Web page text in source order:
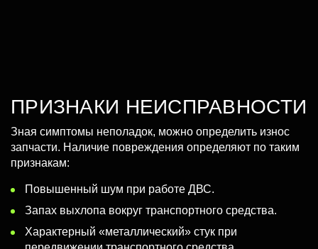
ПРИЗНАКИ НЕИСПРАВНОСТИ
Зная симптомы неполадок, можно определить износ
запчасти. Наличие повреждения определяют по таким
признакам:
Повышенный шум при работе ДВС.
Запах выхлопа вокруг транспортного средства.
Характерный «металлический» стук при